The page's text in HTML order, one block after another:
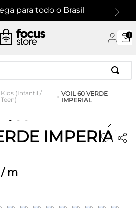
para todo o Brasil
Kids (Infantil /
Teen)
VOIL 60 VERDE
IMPERIAL
IMPERIAL
/ m